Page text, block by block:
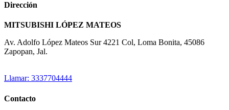
Dirección
MITSUBISHI LÓPEZ MATEOS
Av. Adolfo López Mateos Sur 4221 Col, Loma Bonita, 45086
Zapopan, Jal.
Llamar: 3337704444
Contacto